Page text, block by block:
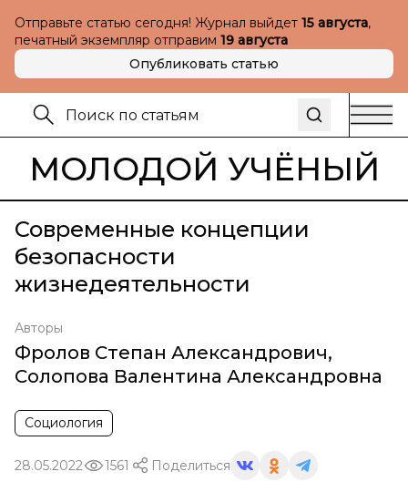
Отправьте статью сегодня! Журнал выйдет 15 августа,
печатный экземпляр отправим 19 августа
Опубликовать статью
МОЛОДОЙ УЧЁНЫЙ
Современные концепции
безопасности
жизнедеятельности
Авторы
Фролов Степан Александрович,
Солопова Валентина Александровна
Социология
28.05.2022 1561 Поделиться